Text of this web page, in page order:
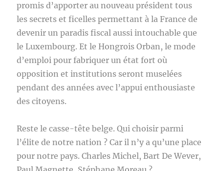
promis d’apporter au nouveau président tous
les secrets et ficelles permettant à la France de
devenir un paradis fiscal aussi intouchable que
le Luxembourg. Et le Hongrois Orban, le mode
d’emploi pour fabriquer un état fort où
opposition et institutions seront muselées
pendant des années avec l’appui enthousiaste
des citoyens.
Reste le casse-tête belge. Qui choisir parmi
l’élite de notre nation ? Car il n’y a qu’une place
pour notre pays. Charles Michel, Bart De Wever,